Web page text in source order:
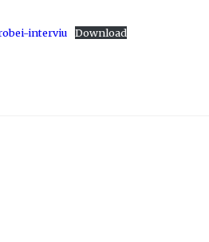
interviu Download